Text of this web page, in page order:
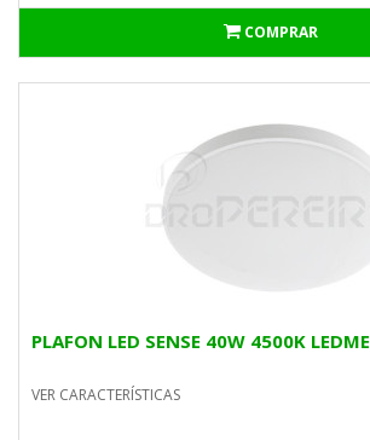
COMPRAR
PLAFON LED SENSE 40W 4500K LEDME
VER CARACTERÍSTICAS